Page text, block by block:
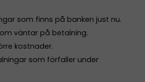
som finns på banken just nu.
väntar på betalning.
kostnader.
som förfaller under